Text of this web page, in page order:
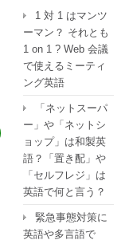
1 対 1 はマンツ
ーマン？ それとも
1 on 1 ? Web 会議
で使えるミーティ
ング英語
「ネットスーパ
ー」や「ネットシ
ョップ」は和製英
語？「置き配」や
「セルフレジ」は
英語で何と言う？
緊急事態対策に
英語や多言語で